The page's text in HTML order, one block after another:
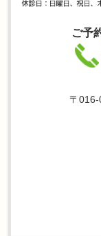
ご予
〒016-